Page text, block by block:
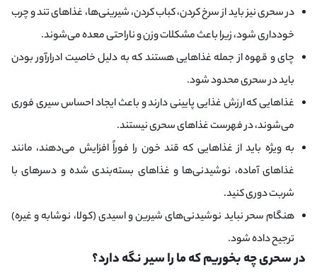
در سحری نیز باید از سرخ کردن، کباب کردن، شیرینی‌ها، غذا‌های تند و چرب
خودداری شود، زیرا باعث مشکلات وزن و ناراحتی معده می‌شوند.
چای و قهوه از جمله غذا‌هایی هستند که به دلیل خاصیت ادرار‌آور بودن
باید در سحری محدود شود.
غذا‌هایی که ارزش غذایی پایینی دارند و باعث ایجاد احساس سیری فوری
می‌شوند، در فهرست غذا‌های سحری نیستند.
به ویژه باید از غذا‌هایی که قند خون را فوراً افزایش می‌دهند، مانند
غذا‌های آماده، نوشیدنی‌ها و غذا‌های بسته‌بندی شده و دسر‌های با
شربت دوری کنید.
هنگام سحر نباید نوشیدنی‌های شیرین و اسیدی (کولا، نوشابه و غیره)
ترجیح داده شود.
در سحری چه بخوریم که ما را سیر نگه دارد؟